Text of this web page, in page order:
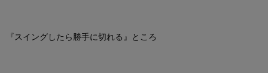
『スイングしたら勝手に切れる』ところ